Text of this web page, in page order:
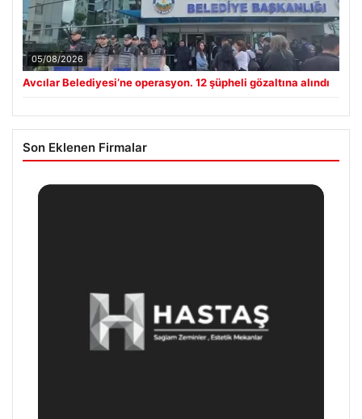
05/08/2026
Avcılar Belediyesi’ne operasyon. 12 şüpheli gözaltına alındı
Son Eklenen Firmalar